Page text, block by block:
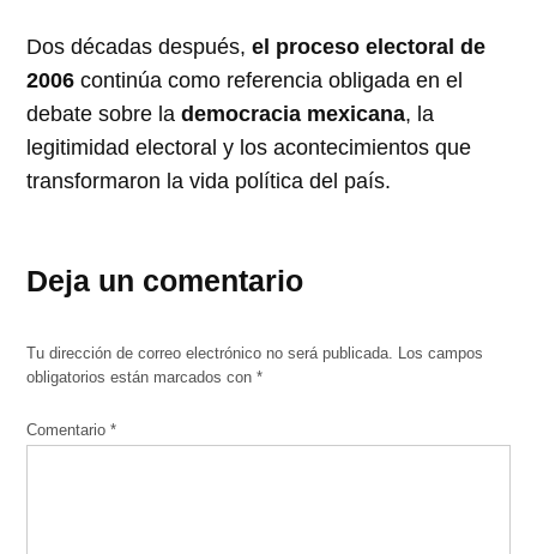
Dos décadas después,el proceso electoral de
2006 continúa como referencia obligada en el
debate sobre lademocracia mexicana, la
legitimidad electoral y los acontecimientos que
transformaron la vida política del país.
Deja un comentario
Tu dirección de correo electrónico no será publicada. Los campos
obligatorios están marcados con*
Comentario*